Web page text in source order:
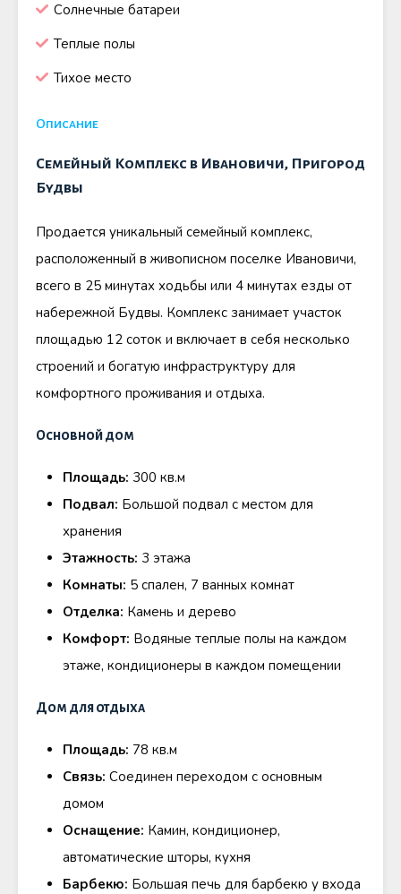
Солнечные батареи
Теплые полы
Тихое место
Описание
Семейный Комплекс в Ивановичи, Пригород
Будвы
Продается уникальный семейный комплекс,
расположенный в живописном поселке Ивановичи,
всего в 25 минутах ходьбы или 4 минутах езды от
набережной Будвы. Комплекс занимает участок
площадью 12 соток и включает в себя несколько
строений и богатую инфраструктуру для
комфортного проживания и отдыха.
Основной дом
Площадь: 300 кв.м
Подвал: Большой подвал с местом для
хранения
Этажность: 3 этажа
Комнаты: 5 спален, 7 ванных комнат
Отделка: Камень и дерево
Комфорт: Водяные теплые полы на каждом
этаже, кондиционеры в каждом помещении
Дом для отдыха
Площадь: 78 кв.м
Связь: Соединен переходом с основным
домом
Оснащение: Камин, кондиционер,
автоматические шторы, кухня
Барбекю: Большая печь для барбекю у входа